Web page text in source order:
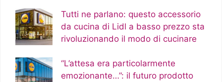
Tutti ne parlano: questo accessorio
da cucina di Lidl a basso prezzo sta
rivoluzionando il modo di cucinare
“L’attesa era particolarmente
emozionante…”: il futuro prodotto